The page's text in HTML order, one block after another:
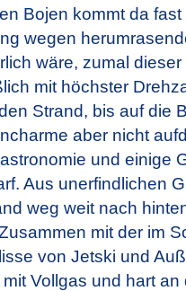
Bojen kommt da
wegen
wäre, zumal
mit höchster
Strand, bis auf die
aber nicht
und einige
Aus unerfindlichen
weg weit nach
mit der im
von Jetski und
Vollgas und hart